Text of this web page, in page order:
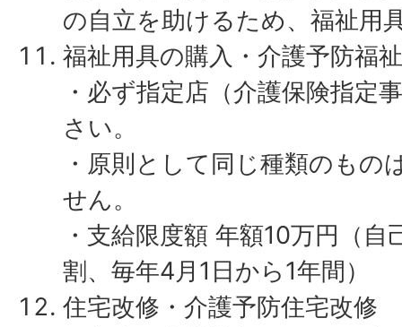
の自立を助けるため、福祉用
福祉用具の購入・介護予防福
・必ず指定店（介護保険指定
さい。
・原則として同じ種類のもの
せん。
・支給限度額 年額10万円（
割、毎年4月1日から1年間）
住宅改修・介護予防住宅改修